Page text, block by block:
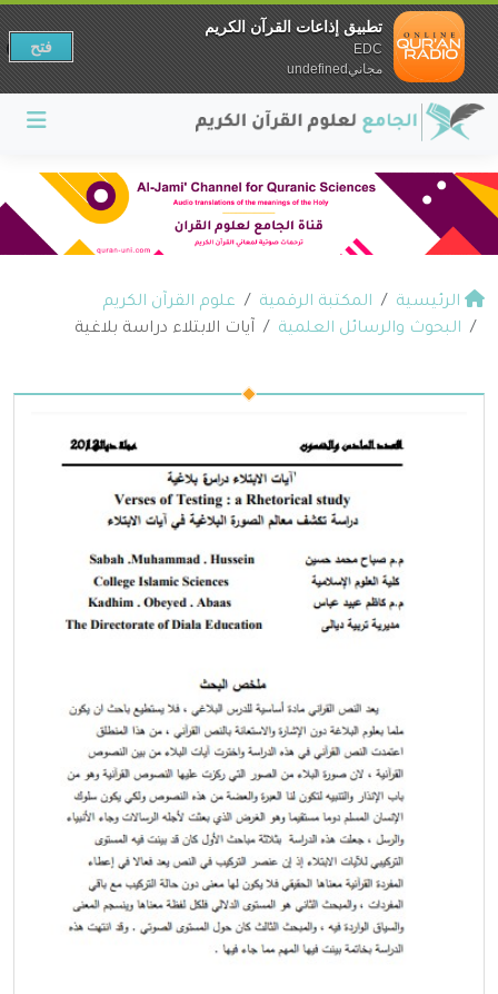
الرئيسية المكتبة الرقمية
علوم القرآن الكريم
البحوث والرسائل العلمية
آيات الابتلاء دراسة بلاغية
تطبيق إذاعات القرآن الكريم
EDC
مجانيundefined
فتح